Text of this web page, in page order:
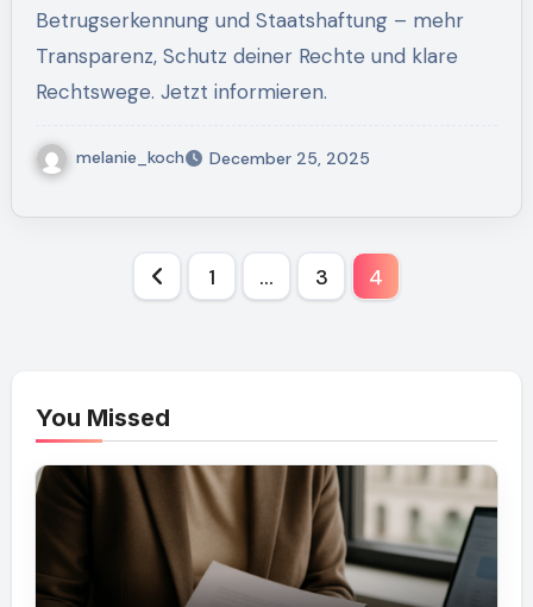
Betrugserkennung und Staatshaftung – mehr
Transparenz, Schutz deiner Rechte und klare
Rechtswege. Jetzt informieren.
melanie_koch December 25, 2025
1 … 3 4
You Missed